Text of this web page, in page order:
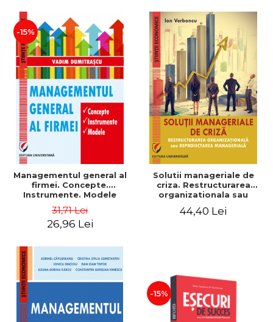
-15%
Managementul general al
firmei. Concepte.
Instrumente. Modele
31,71 Lei
26,96 Lei
Solutii manageriale de
criza. Restructurarea
organizationala sau
44,40 Lei
-15%